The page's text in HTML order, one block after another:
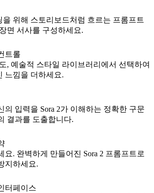
을 위해 스토리보드처럼 흐르는 프롬프트
면 서사를 구성하세요.
트롤
, 예술적 스타일 라이브러리에서 선택하여
느낌을 더하세요.
의 입력을 Sora 2가 이해하는 정확한 구문
결과를 도출합니다.
요. 완벽하게 만들어진 Sora 2 프롬프트로
지하세요.
터페이스